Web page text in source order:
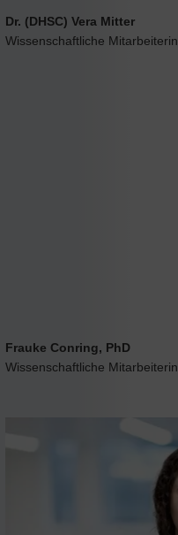
Dr. (DHSC) Vera Mitter
Wissenschaftliche Mitarbeiterin
Frauke Conring, PhD
Wissenschaftliche Mitarbeiterin